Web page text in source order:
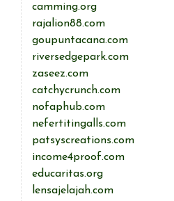
camming.org
rajalion88.com
goupuntacana.com
riversedgepark.com
zaseez.com
catchycrunch.com
nofaphub.com
nefertitingalls.com
patsyscreations.com
income4proof.com
educaritas.org
lensajelajah.com